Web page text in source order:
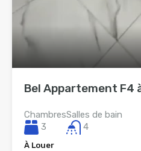
Bel Appartement F4
Chambres
3
Salles de bain
4
À Louer